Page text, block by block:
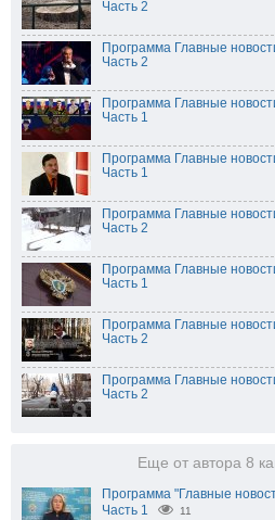
Часть 2
Программа Главные
Часть 2
Программа Главные
Часть 1
Программа Главные
Часть 1
Программа Главные
Часть 2
Программа Главные
Часть 1
Программа Главные
Часть 2
Программа Главные
Часть 2
Еще от автора 8
Программа "Главные
Часть 1
11